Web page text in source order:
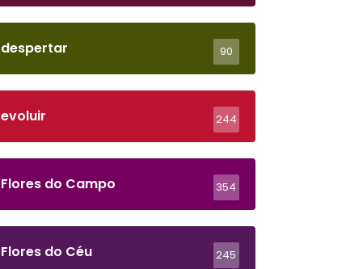
despertar 90
evoluir 244
Flores do Campo 354
Flores do Céu 245